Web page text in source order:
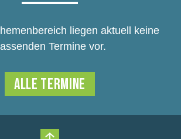
liegen aktuell keine
Termine vor.
ALLE TERMINE